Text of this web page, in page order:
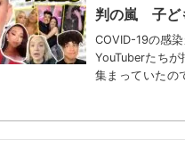
判の嵐 子ど
COVID-19の感
YouTuberたち
集まっていたの